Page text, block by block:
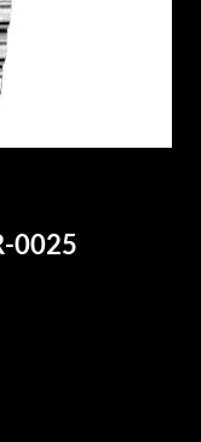
0025